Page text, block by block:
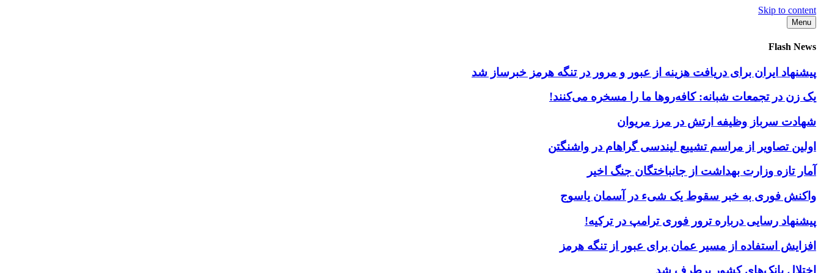
Skip to content
Menu
Flash News
پیشنهاد ایران برای دریافت هزینه از عبور و مرور در تنگه هرمز خبرساز شد
یک زن در تجمعات شبانه: کافه‌روها ما را مسخره می‌کنند!
شهادت سرباز وظیفه ارتش در مرز مریوان
اولین تصاویر از مراسم تشییع لیندسی گراهام در واشنگتن
آمار تازه وزارت بهداشت از جانباختگان جنگ اخیر
واکنش فوری به خبر سقوط یک شیء در آسمان یاسوج
پیشنهاد رسایی درباره ترور فوری ترامپ در ترکیه!
افزایش استفاده از مسیر عمان برای عبور از تنگه هرمز
اختلال بانک‌های کشور برطرف شد